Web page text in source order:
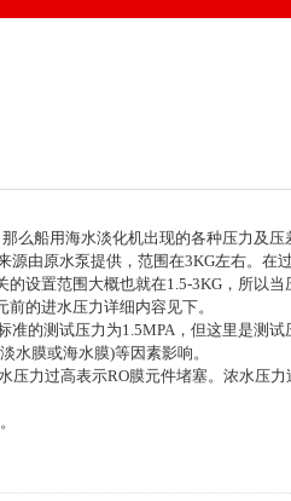
么船用海水淡化机出现的各种压力及压
由原水泵提供，范围在3KG左右。在
设置范围大概也就在1.5-3KG，所以当
的进水压力详细内容见下。
的测试压力为1.5MPA，但这里是测试
水膜或海水膜)等因素影响。
力过高表示RO膜元件堵塞。浓水压力